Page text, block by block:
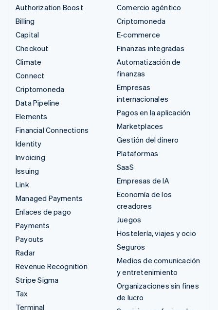
Authorization Boost
Billing
Capital
Checkout
Climate
Connect
Criptomoneda
Data Pipeline
Elements
Financial Connections
Identity
Invoicing
Issuing
Link
Managed Payments
Enlaces de pago
Payments
Payouts
Radar
Revenue Recognition
Stripe Sigma
Tax
Terminal
Comercio agéntico
Criptomoneda
E-commerce
Finanzas integradas
Automatización de
finanzas
Empresas
internacionales
Pagos en la aplicación
Marketplaces
Gestión del dinero
Plataformas
SaaS
Empresas de IA
Economía de los
creadores
Juegos
Hostelería, viajes y ocio
Seguros
Medios de comunicación
y entretenimiento
Organizaciones sin fines
de lucro